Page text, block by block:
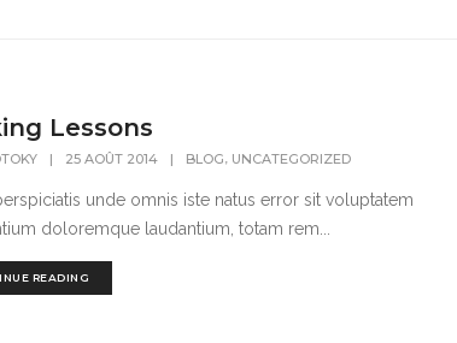
Lessons
| 25 AOÛT 2014 | BLOG, UNCATEGORIZED
unde omnis iste natus error sit voluptatem
doloremque laudantium, totam rem...
READING